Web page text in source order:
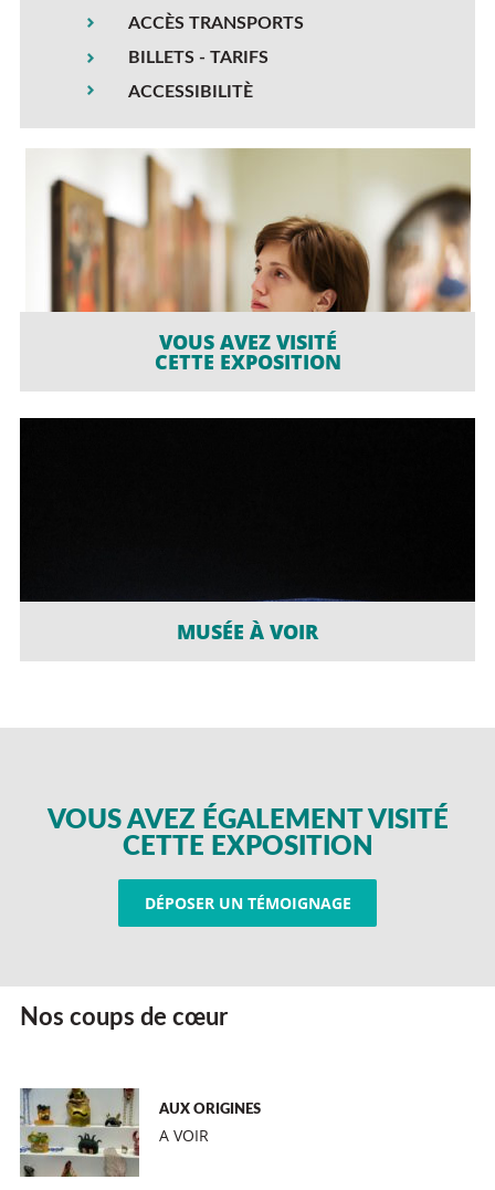
ACCÈS TRANSPORTS
BILLETS - TARIFS
ACCESSIBILITÈ
VOUS AVEZ VISITÉ
CETTE EXPOSITION
MUSÉE À VOIR
VOUS AVEZ ÉGALEMENT VISITÉ
CETTE EXPOSITION
DÉPOSER UN TÉMOIGNAGE
Nos coups de cœur
AUX ORIGINES
A VOIR